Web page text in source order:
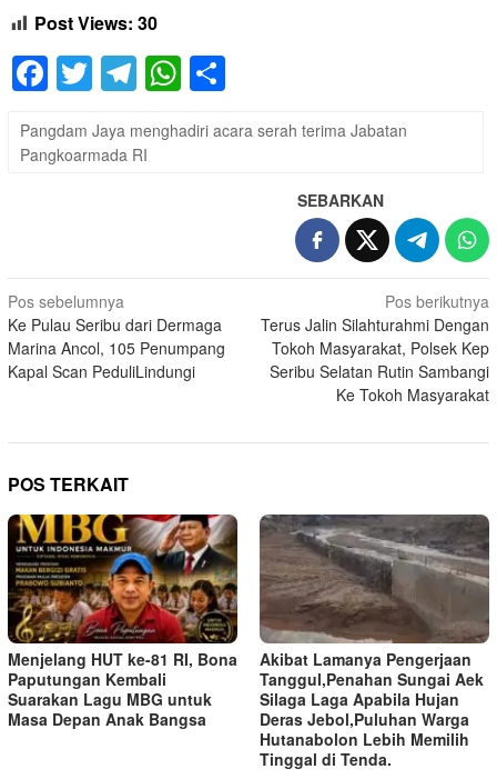
Post Views: 30
Facebook
TwitterTelegram
WhatsApp
Pangdam Jaya menghadiri acara serah terima Jabatan
Pangkoarmada RI
SEBARKAN
Navigasi
pos
Pos sebelumnya
Ke Pulau Seribu dari Dermaga
Marina Ancol, 105 Penumpang
Kapal Scan PeduliLindungi
Pos berikutnya
Terus Jalin Silahturahmi Dengan
Tokoh Masyarakat, Polsek Kep
Seribu Selatan Rutin Sambangi
Ke Tokoh Masyarakat
POS TERKAIT
Menjelang HUT ke-81 RI, Bona
Paputungan Kembali
Suarakan Lagu MBG untuk
Masa Depan Anak Bangsa
Akibat Lamanya Pengerjaan
Tanggul,Penahan Sungai Aek
Silaga Laga Apabila Hujan
Deras Jebol,Puluhan Warga
Hutanabolon Lebih Memilih
Tinggal di Tenda.